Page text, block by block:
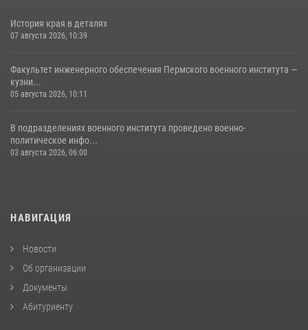
История края в деталях
07 августа 2026, 10:39
Факультет инженерного обеспечения Пермского военного института —
кузни...
05 августа 2026, 10:11
В подразделениях военного института проведено военно-
политическое инфо...
03 августа 2026, 06:00
НАВИГАЦИЯ
Новости
Об организации
Документы
Абитуриенту